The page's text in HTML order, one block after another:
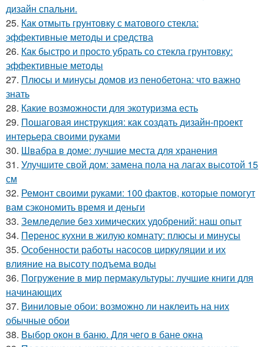
дизайн спальни.
25. Как отмыть грунтовку с матового стекла:
эффективные методы и средства
26. Как быстро и просто убрать со стекла грунтовку:
эффективные методы
27. Плюсы и минусы домов из пенобетона: что важно
знать
28. Какие возможности для экотуризма есть
29. Пошаговая инструкция: как создать дизайн-проект
интерьера своими руками
30. Швабра в доме: лучшие места для хранения
31. Улучшите свой дом: замена пола на лагах высотой 15
см
32. Ремонт своими руками: 100 фактов, которые помогут
вам сэкономить время и деньги
33. Земледелие без химических удобрений: наш опыт
34. Перенос кухни в жилую комнату: плюсы и минусы
35. Особенности работы насосов циркуляции и их
влияние на высоту подъема воды
36. Погружение в мир пермакультуры: лучшие книги для
начинающих
37. Виниловые обои: возможно ли наклеить на них
обычные обои
38. Выбор окон в баню. Для чего в бане окна